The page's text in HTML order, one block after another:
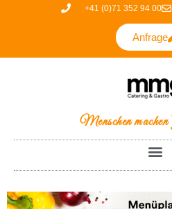
+41 (0)71 352 94 00
Anfrage
Menschen